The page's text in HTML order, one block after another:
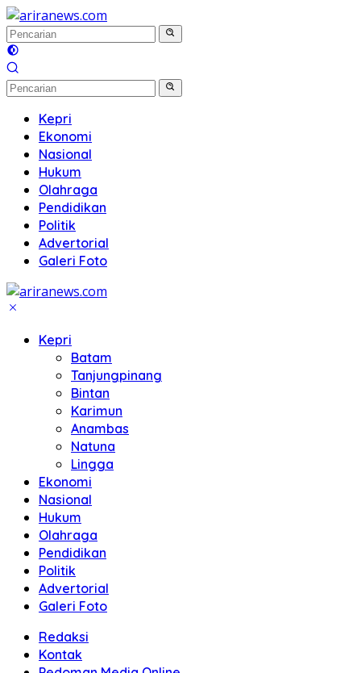
Langsung
ke
konten
Kepri
Ekonomi
Nasional
Hukum
Olahraga
Pendidikan
Politik
Advertorial
Galeri Foto
Kepri
Batam
Tanjungpinang
Bintan
Karimun
Anambas
Natuna
Lingga
Ekonomi
Nasional
Hukum
Olahraga
Pendidikan
Politik
Advertorial
Galeri Foto
Redaksi
Kontak